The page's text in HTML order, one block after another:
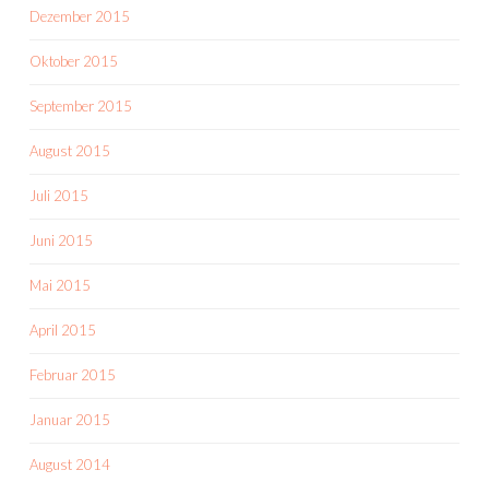
Dezember 2015
Oktober 2015
September 2015
August 2015
Juli 2015
Juni 2015
Mai 2015
April 2015
Februar 2015
Januar 2015
August 2014